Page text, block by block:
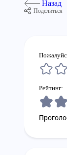
Назад
Поделиться
Рейтинг: